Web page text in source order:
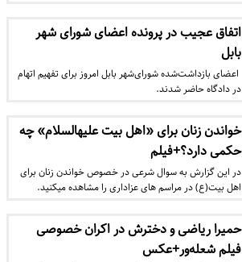
اتفاق عجیب در پرونده اعضای شورای شهر
بابل
​ اعضای بازداشت‌شده شورای‌شهر بابل امروز برای تفهیم اتهام
در دادگاه حاضر شدند.
خواندن زنان برای «اهل بیت علیه‎السلام» چه
حکمی دارد؟+فیلم
در این گزارش به سوال شرعی در خصوص خواندن زنان برای
اهل بیت(ع) در مراسم های عزاداری را مشاهده می‎کنید.
حمیرا ریاضی و دخترش در اکران خصوصی
فیلم شعله‌ور+عکس